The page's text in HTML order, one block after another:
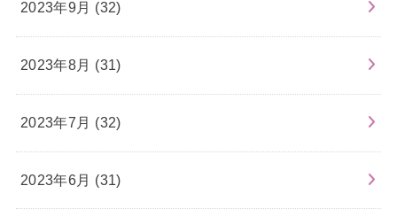
2023年9月 (32)
2023年8月 (31)
2023年7月 (32)
2023年6月 (31)